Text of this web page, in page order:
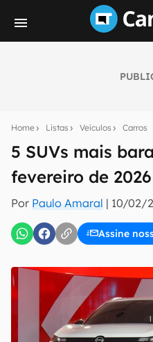
Home Listas Veículos Carros
5 SUVs mais
fevereiro de 2026
Por Paulo Amaral | 10/02/
Assine
notícias e reviews sobre
mão.
E-mail
Confirmo que li, aceito e
Uso e Política de